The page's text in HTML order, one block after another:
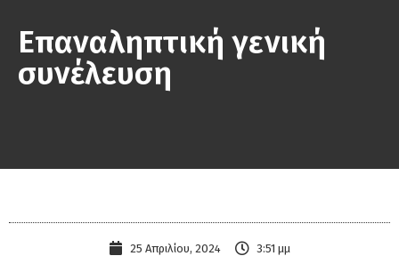
Επαναληπτική γενική
συνέλευση
25 Απριλίου, 2024 3:51 μμ